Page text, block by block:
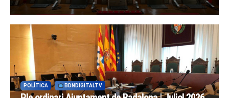
POLÍTICA BDNDIGITALTV